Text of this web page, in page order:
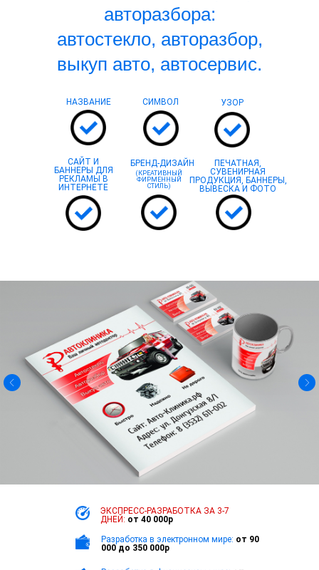
авторазбора:
автостекло, авторазбор,
выкуп авто, автосервис.
НАЗВАНИЕ СИМВОЛ
БРЕНД-ДИЗАЙН
(КРЕАТИВНЫЙ
ФИРМЕННЫЙ
СТИЛЬ)
САЙТ И
БАННЕРЫ ДЛЯ
РЕКЛАМЫ В
ИНТЕРНЕТЕ
ПЕЧАТНАЯ,
СУВЕНИРНАЯ
ПРОДУКЦИЯ, БАННЕРЫ,
ВЫВЕСКА И ФОТО
УЗОР
Разработка в электронном мире: от 90
000 до 350 000р
ЭКСПРЕСС-РАЗРАБОТКА ЗА 3-7
ДНЕЙ: от 40 000р